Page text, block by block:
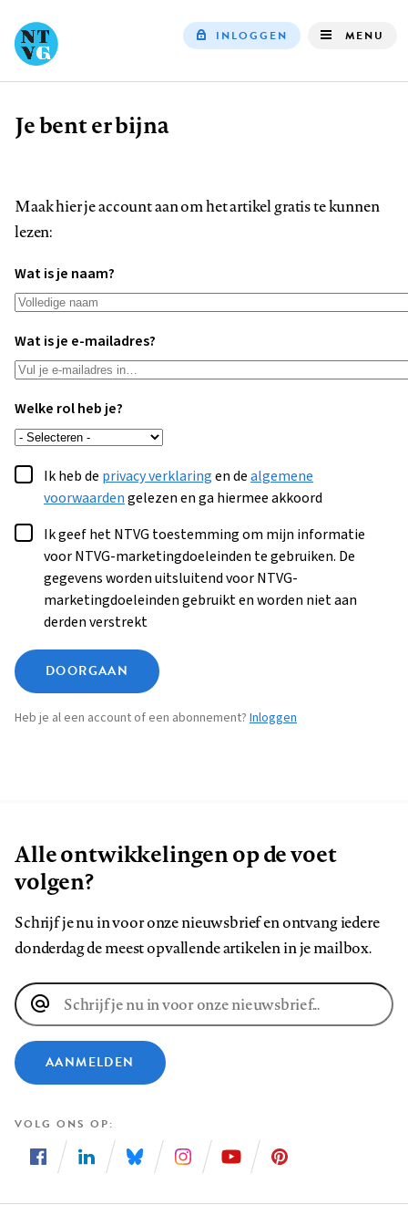
INLOGGEN MENU
Kruimelpad
Je bent er bijna
Maak hier je account aan om het artikel gratis te kunnen
lezen:
Wat is je naam?
Wat is je e-mailadres?
Welke rol heb je?
Ik heb de privacy verklaringen dealgemene
voorwaardengelezen en ga hiermee akkoord
Ik geef het NTVG toestemming om mijn informatie
voor NTVG-marketingdoeleinden te gebruiken. De
gegevens worden uitsluitend voor NTVG-
marketingdoeleinden gebruikt en worden niet aan
derden verstrekt
DOORGAAN
Heb je al een account of een abonnement? Inloggen
Alle ontwikkelingen op de voet
volgen?
Schrijf je nu in voor onze nieuwsbrief en ontvang iedere
donderdag de meest opvallende artikelen in je mailbox.
E-
mailadres
AANMELDEN
VOLG ONS OP
ons
ons
ons
ons
ons
ons